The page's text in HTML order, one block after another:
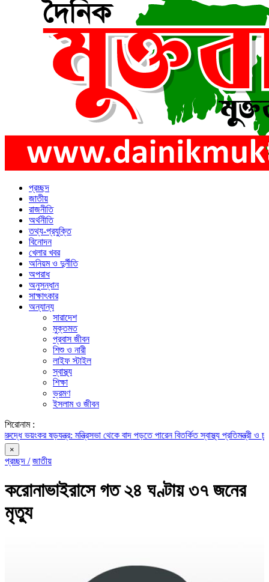
প্রচ্ছদ
জাতীয়
রাজনীতি
অর্থনীতি
তথ্য-প্রযুক্তি
বিনোদন
খেলার খবর
অনিয়ম ও দুর্নীতি
অপরাধ
অনুসন্ধান
সাক্ষাৎকার
অন্যান্য
সারাদেশ
মুক্তমত
প্রবাস জীবন
শিশু ও নারী
লাইফ স্টাইল
স্বাস্থ্য
শিক্ষা
ভ্রমণ
ইসলাম ও জীবন
শিরোনাম :
ষড়যন্ত্র: মন্ত্রিসভা থেকে বাদ পড়তে পারেন বিতর্কিত স্বাস্থ্য প্রতিমন্ত্রী ও
×
প্রচ্ছদ / জাতীয়
করোনাভাইরাসে গত ২৪ ঘণ্টায় ৩৭ জনের
মৃত্যু